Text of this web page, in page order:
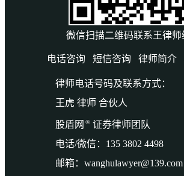
微信扫描二维码联系王律师
电话咨询 短信咨询 律师简介
律师电话号码及联系方式：
王虎 律师 合伙人
股盾网 ® 证券律师团队
电话/微信：135 3802 4498
邮箱：wanghulawyer@139.com